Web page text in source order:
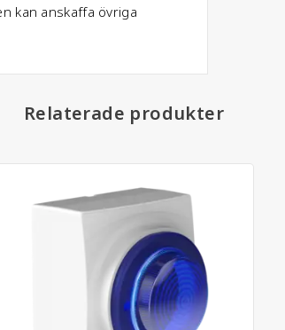
kan anskaffa övriga
Relaterade produkter